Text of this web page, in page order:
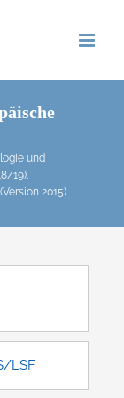
und
19),
2015)
LSF